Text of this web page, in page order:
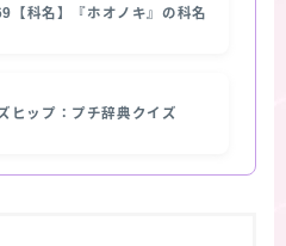
【科名】『ホオノキ』の科名
ヒップ：プチ辞典クイズ